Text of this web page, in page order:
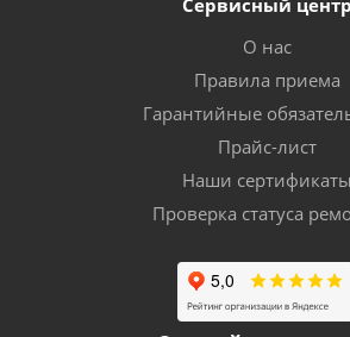
Сервисный центр
О нас
Правила приема
Гарантийные
Прайс-лист
Наши сертификаты
Проверка статуса